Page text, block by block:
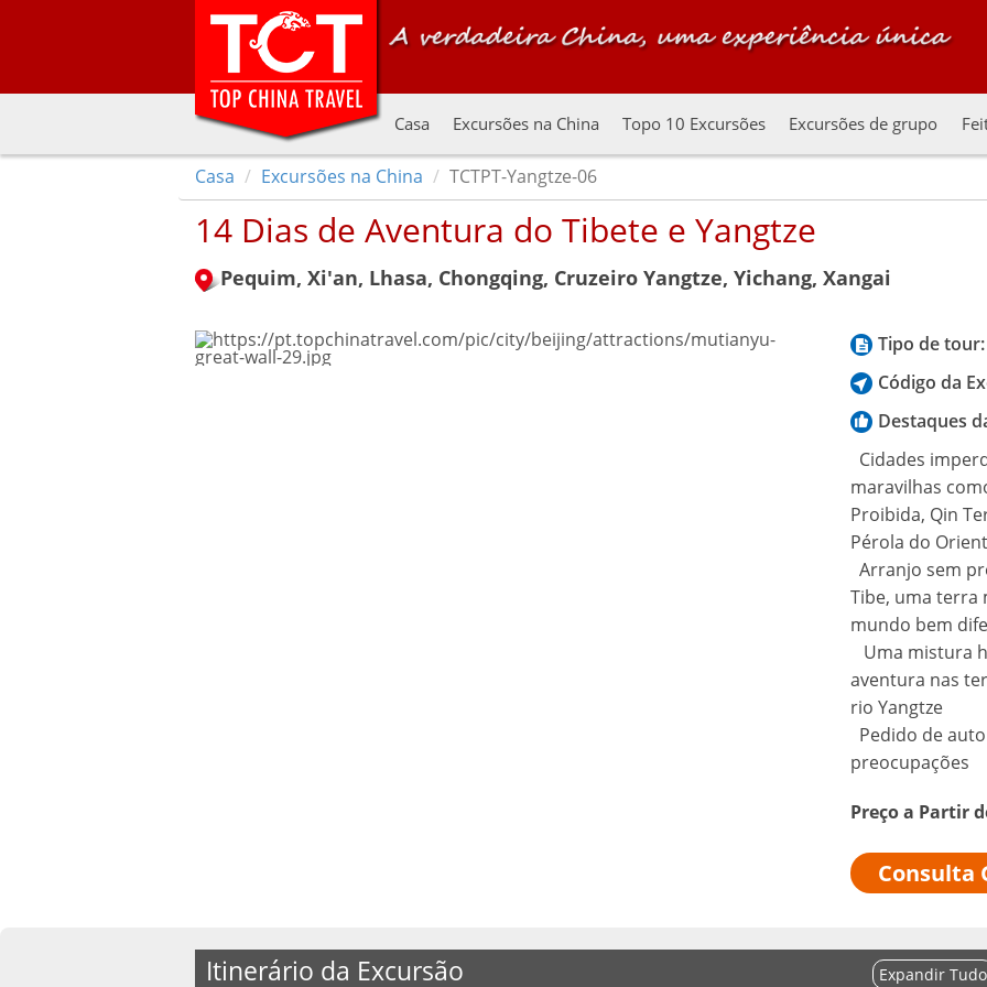
Casa Excursões na China Topo 10 Excursões Excursões de grupo
Casa Excursões na China TCTPT-Yangtze-06
14 Dias de Aventura do Tibete e Yangtze
Pequim, Xi'an, Lhasa, Chongqing, Cruzeiro Yangtze, Yichang, Xangai
Tipo de tour:
Código da
Destaques
Cidades
maravilhas
Proibida, Qin
Pérola do
Arranjo sem
Tibe, uma terra
mundo bem
Uma mistura
aventura nas
rio Yangtze
Pedido de
preocupações
Preço a Partir
Consulta
Itinerário da Excursão Expandir Tudo